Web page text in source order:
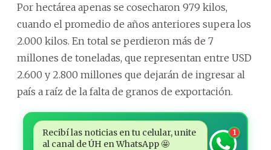
Por hectárea apenas se cosecharon 979 kilos,
cuando el promedio de años anteriores supera los
2.000 kilos. En total se perdieron más de 7
millones de toneladas, que representan entre USD
2.600 y 2.800 millones que dejarán de ingresar al
país a raíz de la falta de granos de exportación.
Recibí las noticias en tu celular, unite
al canal de ÚH en WhatsApp 🤩
1